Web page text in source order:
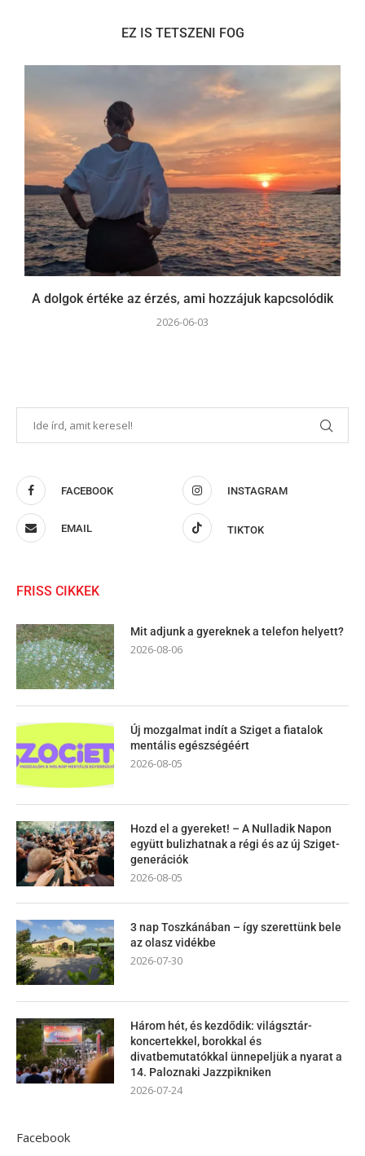
EZ IS TETSZENI FOG
A dolgok értéke az érzés, ami hozzájuk kapcsolódik
2026-06-03
FACEBOOK INSTAGRAM
EMAIL TIKTOK
FRISS CIKKEK
Mit adjunk a gyereknek a telefon helyett?
2026-08-06
Új mozgalmat indít a Sziget a fiatalok
mentális egészségéért
2026-08-05
Hozd el a gyereket! – A Nulladik Napon
együtt bulizhatnak a régi és az új Sziget-
generációk
2026-08-05
3 nap Toszkánában – így szerettünk bele
az olasz vidékbe
2026-07-30
Három hét, és kezdődik: világsztár-
koncertekkel, borokkal és
divatbemutatókkal ünnepeljük a nyarat a
14. Paloznaki Jazzpikniken
2026-07-24
Facebook